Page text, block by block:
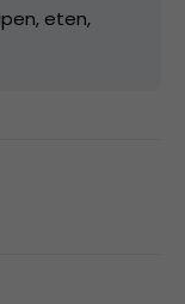
eten,